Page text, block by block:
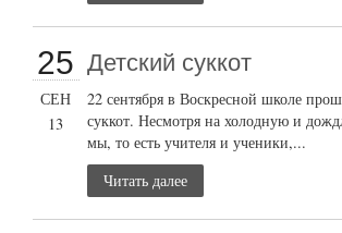
25
СЕН
13
Детский суккот
22 сентября в Воскресной школе
суккот. Несмотря на холодную и
мы, то есть учителя и ученики,...
Читать далее